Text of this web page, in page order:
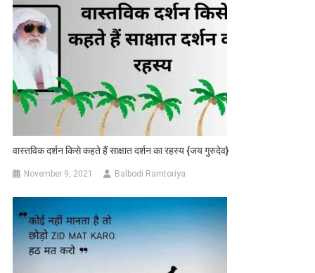
वास्तविक दर्शन किसे कहते हैं साक्षात दर्शन का रहस्य {जय गुरुदेव}
November 9, 2021 Balbodi Ramtoriya